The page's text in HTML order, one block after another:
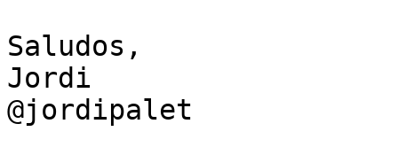
Saludos,
Jordi
@jordipalet